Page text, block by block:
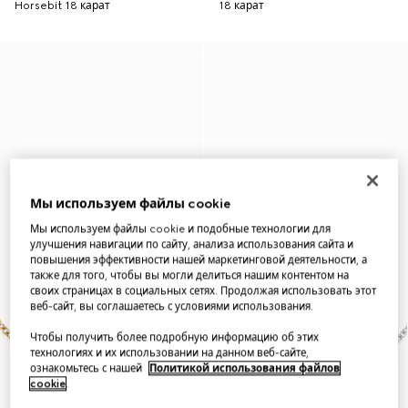
Horsebit 18 карат 18 карат
Мы используем файлы cookie
Мы используем файлы cookie и подобные технологии для
улучшения навигации по сайту, анализа использования сайта и
повышения эффективности нашей маркетинговой деятельности, а
также для того, чтобы вы могли делиться нашим контентом на
своих страницах в социальных сетях. Продолжая использовать этот
веб-сайт, вы соглашаетесь с условиями использования.
Чтобы получить более подробную информацию об этих
технологиях и их использовании на данном веб-сайте,
ознакомьтесь с нашей
Политикой использования файлов
cookie.